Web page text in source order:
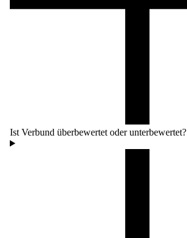
Ist Verbund überbewertet oder unterbewertet?